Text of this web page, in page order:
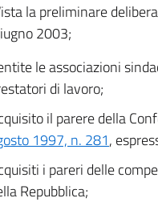
la preliminare
2003;
le associazioni
di lavoro;
il parere della
1997, n. 281,
i pareri delle
Repubblica;